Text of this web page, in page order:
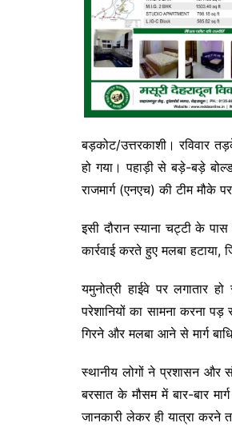
बड़कोट/उत्तरकाशी। रविवार
हो गया। पहाड़ी से बड़े-बड़े
राजमार्ग (एनएच) की टीम मौके
इसी दौरान स्याना चट्टी के
कार्रवाई करते हुए मलबा
यमुनोत्री हाईवे पर लगातार
परेशानियों का सामना करना
गिरने और मलबा आने से मार्ग
स्थानीय लोगों ने प्रशासन और
बरसात के मौसम में बार-बार
जानकारी लेकर ही यात्रा करने